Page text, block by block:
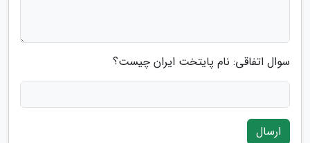
سوال اتفاقی: نام پایتخت ایران چیست؟
ارسال